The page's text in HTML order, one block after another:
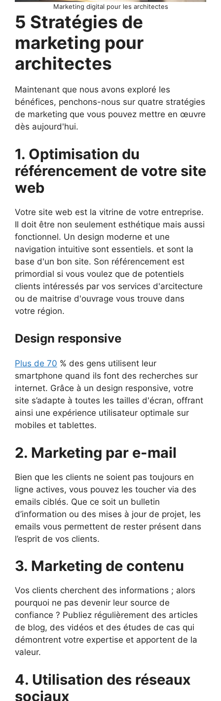
Marketing digital pour les architectes
5 Stratégies de
marketing pour
architectes
Maintenant que nous avons exploré les
bénéfices, penchons-nous sur quatre stratégies
de marketing que vous pouvez mettre en œuvre
dès aujourd'hui.
1. Optimisation du
référencement de votre site
web
Votre site web est la vitrine de votre entreprise.
Il doit être non seulement esthétique mais aussi
fonctionnel. Un design moderne et une
navigation intuitive sont essentiels. et sont la
base d'un bon site. Son référencement est
primordial si vous voulez que de potentiels
clients intéressés par vos services d'arcitecture
ou de maitrise d'ouvrage vous trouve dans
votre région.
Design responsive
Plus de 70 % des gens utilisent leur
smartphone quand ils font des recherches sur
internet. Grâce à un design responsive, votre
site s’adapte à toutes les tailles d'écran, offrant
ainsi une expérience utilisateur optimale sur
mobiles et tablettes.
2. Marketing par e-mail
Bien que les clients ne soient pas toujours en
ligne actives, vous pouvez les toucher via des
emails ciblés. Que ce soit un bulletin
d’information ou des mises à jour de projet, les
emails vous permettent de rester présent dans
l’esprit de vos clients.
3. Marketing de contenu
Vos clients cherchent des informations ; alors
pourquoi ne pas devenir leur source de
confiance ? Publiez régulièrement des articles
de blog, des vidéos et des études de cas qui
démontrent votre expertise et apportent de la
valeur.
4. Utilisation des réseaux
sociaux